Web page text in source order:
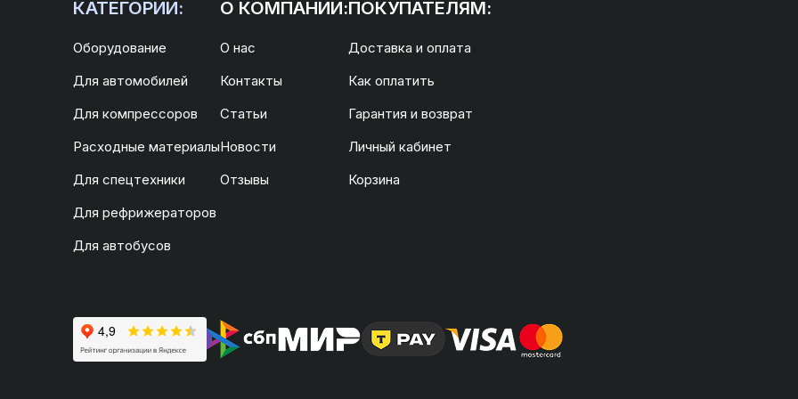
КАТЕГОРИИ:
Оборудование
Для автомобилей
Для компрессоров
Расходные материалы
Для спецтехники
Для рефрижераторов
Для автобусов
О КОМПАНИИ:
О нас
Контакты
Статьи
Новости
Отзывы
ПОКУПАТЕЛЯМ:
Доставка и оплата
Как оплатить
Гарантия и возврат
Личный кабинет
Корзина